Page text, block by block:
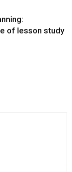
of lesson study